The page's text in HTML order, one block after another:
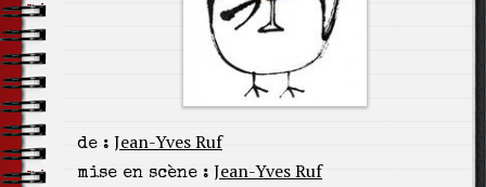
de : Jean-Yves Ruf
mise en scène : Jean-Yves Ruf